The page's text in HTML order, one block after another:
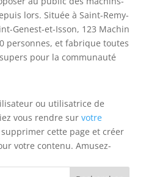
lors. Située à Saint-Remy-
Genest-et-Isson, 123 Machin
personnes, et fabrique toutes
pour la communauté
ou utilisatrice de
vous rendre sur votre
cette page et créer
votre contenu. Amusez-